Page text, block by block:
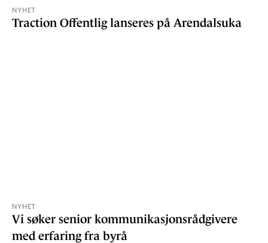
NYHET
Traction Offentlig lanseres på Arendalsuka
NYHET
Vi søker senior kommunikasjonsrådgivere
med erfaring fra byrå